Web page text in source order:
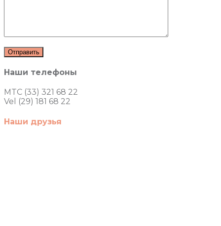
Наши телефоны
MTC (33) 321 68 22
Vel (29) 181 68 22
Наши друзья